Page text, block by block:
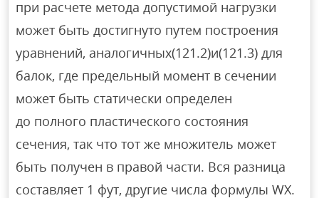
при расчете метода допустимой нагрузки
может быть достигнуто путем построения
уравнений, аналогичных(121.2)и(121.3) для
балок, где предельный момент в сечении
может быть статически определен
до полного пластического состояния
сечения, так что тот же множитель может
быть получен в правой части. Вся разница
составляет 1 фут, другие числа формулы WX.